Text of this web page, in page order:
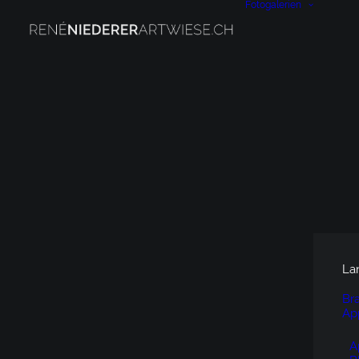
Fotogalerien